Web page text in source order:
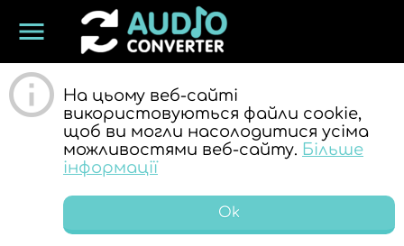
menu
ОНЛАЙН
На цьому веб-сайті
використовуються файли cookie,
щоб ви могли насолодитися усіма
можливостями веб-сайту. Більше
інформації
Ok